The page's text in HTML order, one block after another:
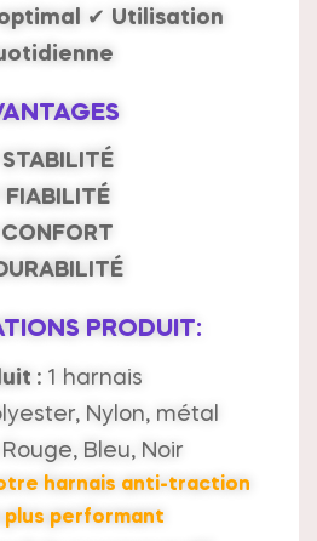
✔ Utilisation
FIABILITÉ
PRODUIT:
:1 harnais
Nylon, métal
Bleu, Noir
harnais anti-traction
plus performant